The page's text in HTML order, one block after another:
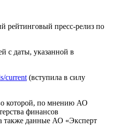
рейтинговый пресс-релиз по
с даты, указанной в
current (вступила в силу
которой, по мнению АО
финансов
также данные АО «Эксперт